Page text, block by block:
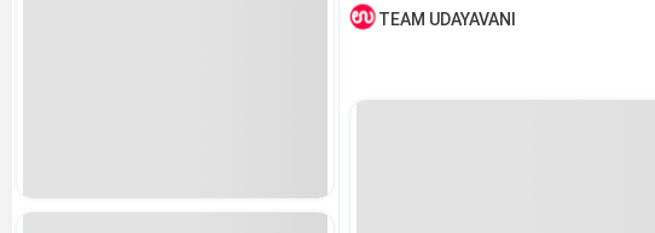
TEAM UDAYAVANI